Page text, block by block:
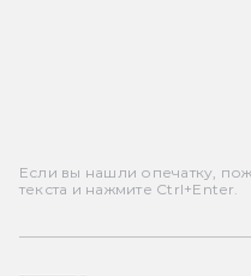
Если вы нашли опечатку,
текста и нажмите Ctrl+Enter.